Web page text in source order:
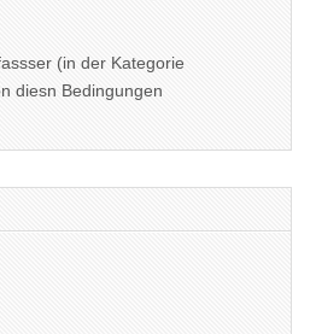
(in der Kategorie
diesn Bedingungen